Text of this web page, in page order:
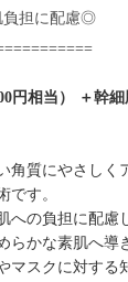
負担に配慮◎
円相当） ＋幹細
角質にやさしく
です。
への負担に配慮
らかな素肌へ導
マスクに対する